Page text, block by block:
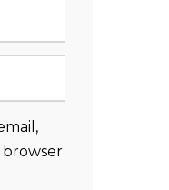
browser